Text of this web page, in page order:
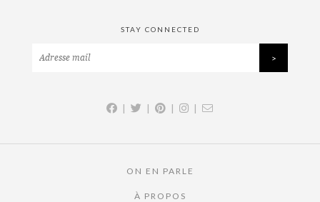
STAY CONNECTED
| | | |
ON EN PARLE
À PROPOS